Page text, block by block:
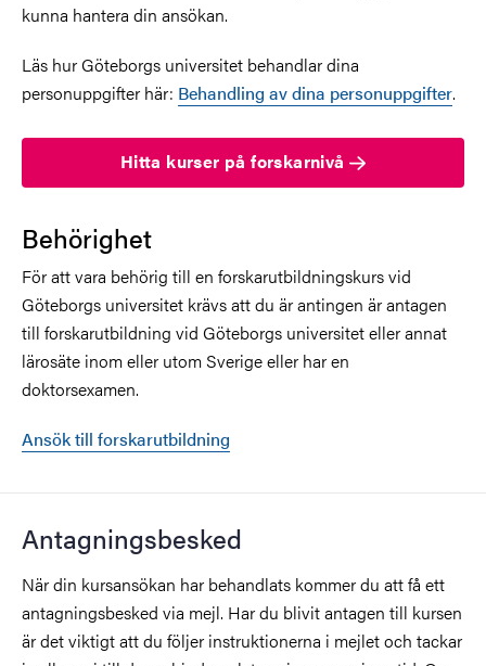
kunna hantera din ansökan.
Läs hur Göteborgs universitet behandlar dina
personuppgifter här: Behandling av dina personuppgifter.
Hitta kurser på forskarnivå
Behörighet
För att vara behörig till en forskarutbildningskurs vid
Göteborgs universitet krävs att du är antingen är antagen
till forskarutbildning vid Göteborgs universitet eller annat
lärosäte inom eller utom Sverige eller har en
doktorsexamen.
Ansök till forskarutbildning
Antagningsbesked
När din kursansökan har behandlats kommer du att få ett
antagningsbesked via mejl. Har du blivit antagen till kursen
är det viktigt att du följer instruktionerna i mejlet och tackar